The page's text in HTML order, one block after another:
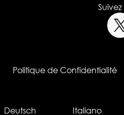
Politique de Confidentialité
Deutsch Italiano